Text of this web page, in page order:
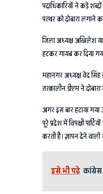
पदाधिकारियों ने कड़े
पत्थर को दोबारा लगाने
जिला अध्यक्ष अखिलेश
हटकर गायब कर दिया
महानगर अध्यक्ष वेद सिंह
तत्कालीन डीएम ने
अगर इस बार हटाया
पूरे प्रदेश में विपक्षी
करती है। ज्ञापन देने वालों
इसे भी पढ़े